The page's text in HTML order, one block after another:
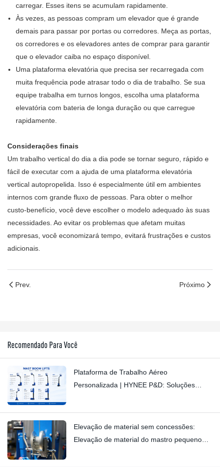
carregar. Esses itens se acumulam rapidamente.
Às vezes, as pessoas compram um elevador que é grande
demais para passar por portas ou corredores. Meça as portas,
os corredores e os elevadores antes de comprar para garantir
que o elevador caiba no espaço disponível.
Uma plataforma elevatória que precisa ser recarregada com
muita frequência pode atrasar todo o dia de trabalho. Se sua
equipe trabalha em turnos longos, escolha uma plataforma
elevatória com bateria de longa duração ou que carregue
rapidamente.
Considerações finais
Um trabalho vertical do dia a dia pode se tornar seguro, rápido e
fácil de executar com a ajuda de uma plataforma elevatória
vertical autopropelida. Isso é especialmente útil em ambientes
internos com grande fluxo de pessoas. Para obter o melhor
custo-benefício, você deve escolher o modelo adequado às suas
necessidades. Ao evitar os problemas que afetam muitas
empresas, você economizará tempo, evitará frustrações e custos
adicionais.
Prev. Próximo
Recomendado Para Você
Plataforma de Trabalho Aéreo
Personalizada | HYNEE P&D: Soluções
Elevação de material sem concessões:
Elevação de material do mastro pequeno